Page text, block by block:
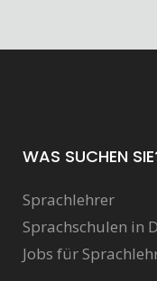
WAS SUCHEN
Sprachlehrer
Sprachschulen in
Jobs für